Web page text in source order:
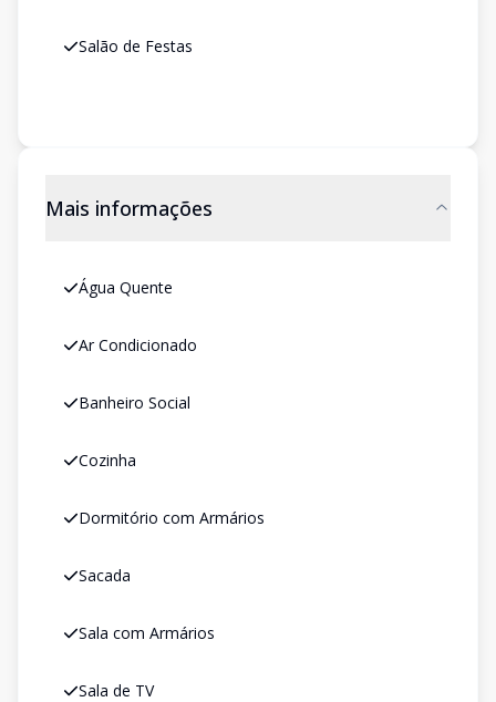
Salão de Festas
Mais informações
Água Quente
Ar Condicionado
Banheiro Social
Cozinha
Dormitório com Armários
Sacada
Sala com Armários
Sala de TV